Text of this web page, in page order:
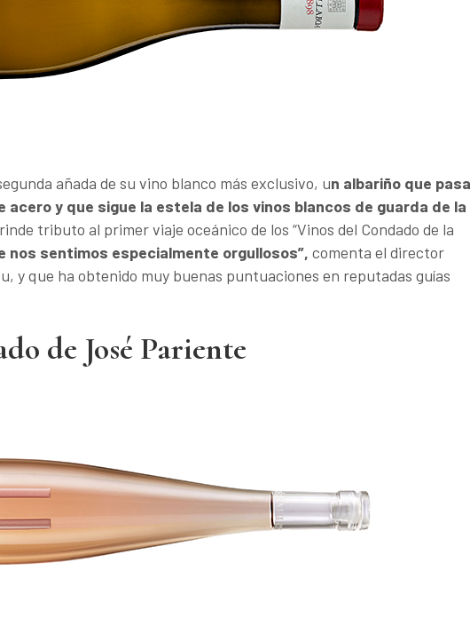
añada de su vino blanco más exclusivo, un albariño que pasa
y que sigue la estela de los vinos blancos de guarda de la
tributo al primer viaje oceánico de los “Vinos del Condado de la
nos sentimos especialmente orgullosos”, comenta el director
y que ha obtenido muy buenas puntuaciones en reputadas guías
de José Pariente